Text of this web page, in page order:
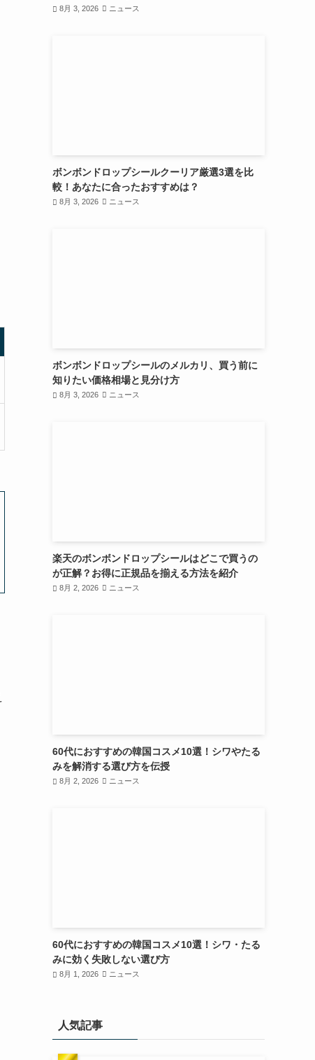
8月 3, 2026 ニュース
ボンボンドロップシールクーリア厳選3選を比
較！あなたに合ったおすすめは？
8月 3, 2026 ニュース
ボンボンドロップシールのメルカリ、買う前に
知りたい価格相場と見分け方
8月 3, 2026 ニュース
楽天のボンボンドロップシールはどこで買うの
が正解？お得に正規品を揃える方法を紹介
8月 2, 2026 ニュース
60代におすすめの韓国コスメ10選！シワやたる
みを解消する選び方を伝授
8月 2, 2026 ニュース
60代におすすめの韓国コスメ10選！シワ・たる
みに効く失敗しない選び方
8月 1, 2026 ニュース
人気記事